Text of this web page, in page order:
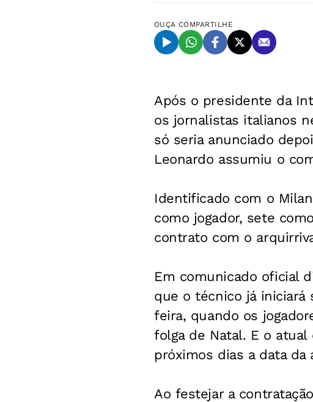
OUÇA COMPARTILHE
Após o presidente da
os jornalistas italianos
só seria anunciado
Leonardo assumiu o
Identificado com o
como jogador, sete
contrato com o
Em comunicado oficial
que o técnico já iniciará
feira, quando os
folga de Natal. E o
próximos dias a data
Ao festejar a